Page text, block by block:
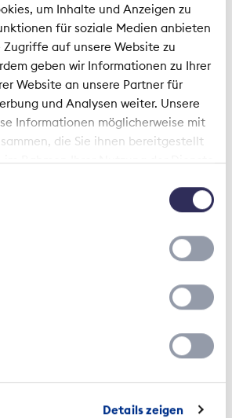
um Inhalte und Anzeigen zu
für soziale Medien anbieten
auf unsere Website zu
geben wir Informationen zu Ihrer
Website an unsere Partner für
und Analysen weiter. Unsere
Informationen möglicherweise mit
die Sie ihnen bereitgestellt
Rahmen Ihrer Nutzung der Dienste
Details zeigen
| 18 décembre 2025
facteur ne sonne